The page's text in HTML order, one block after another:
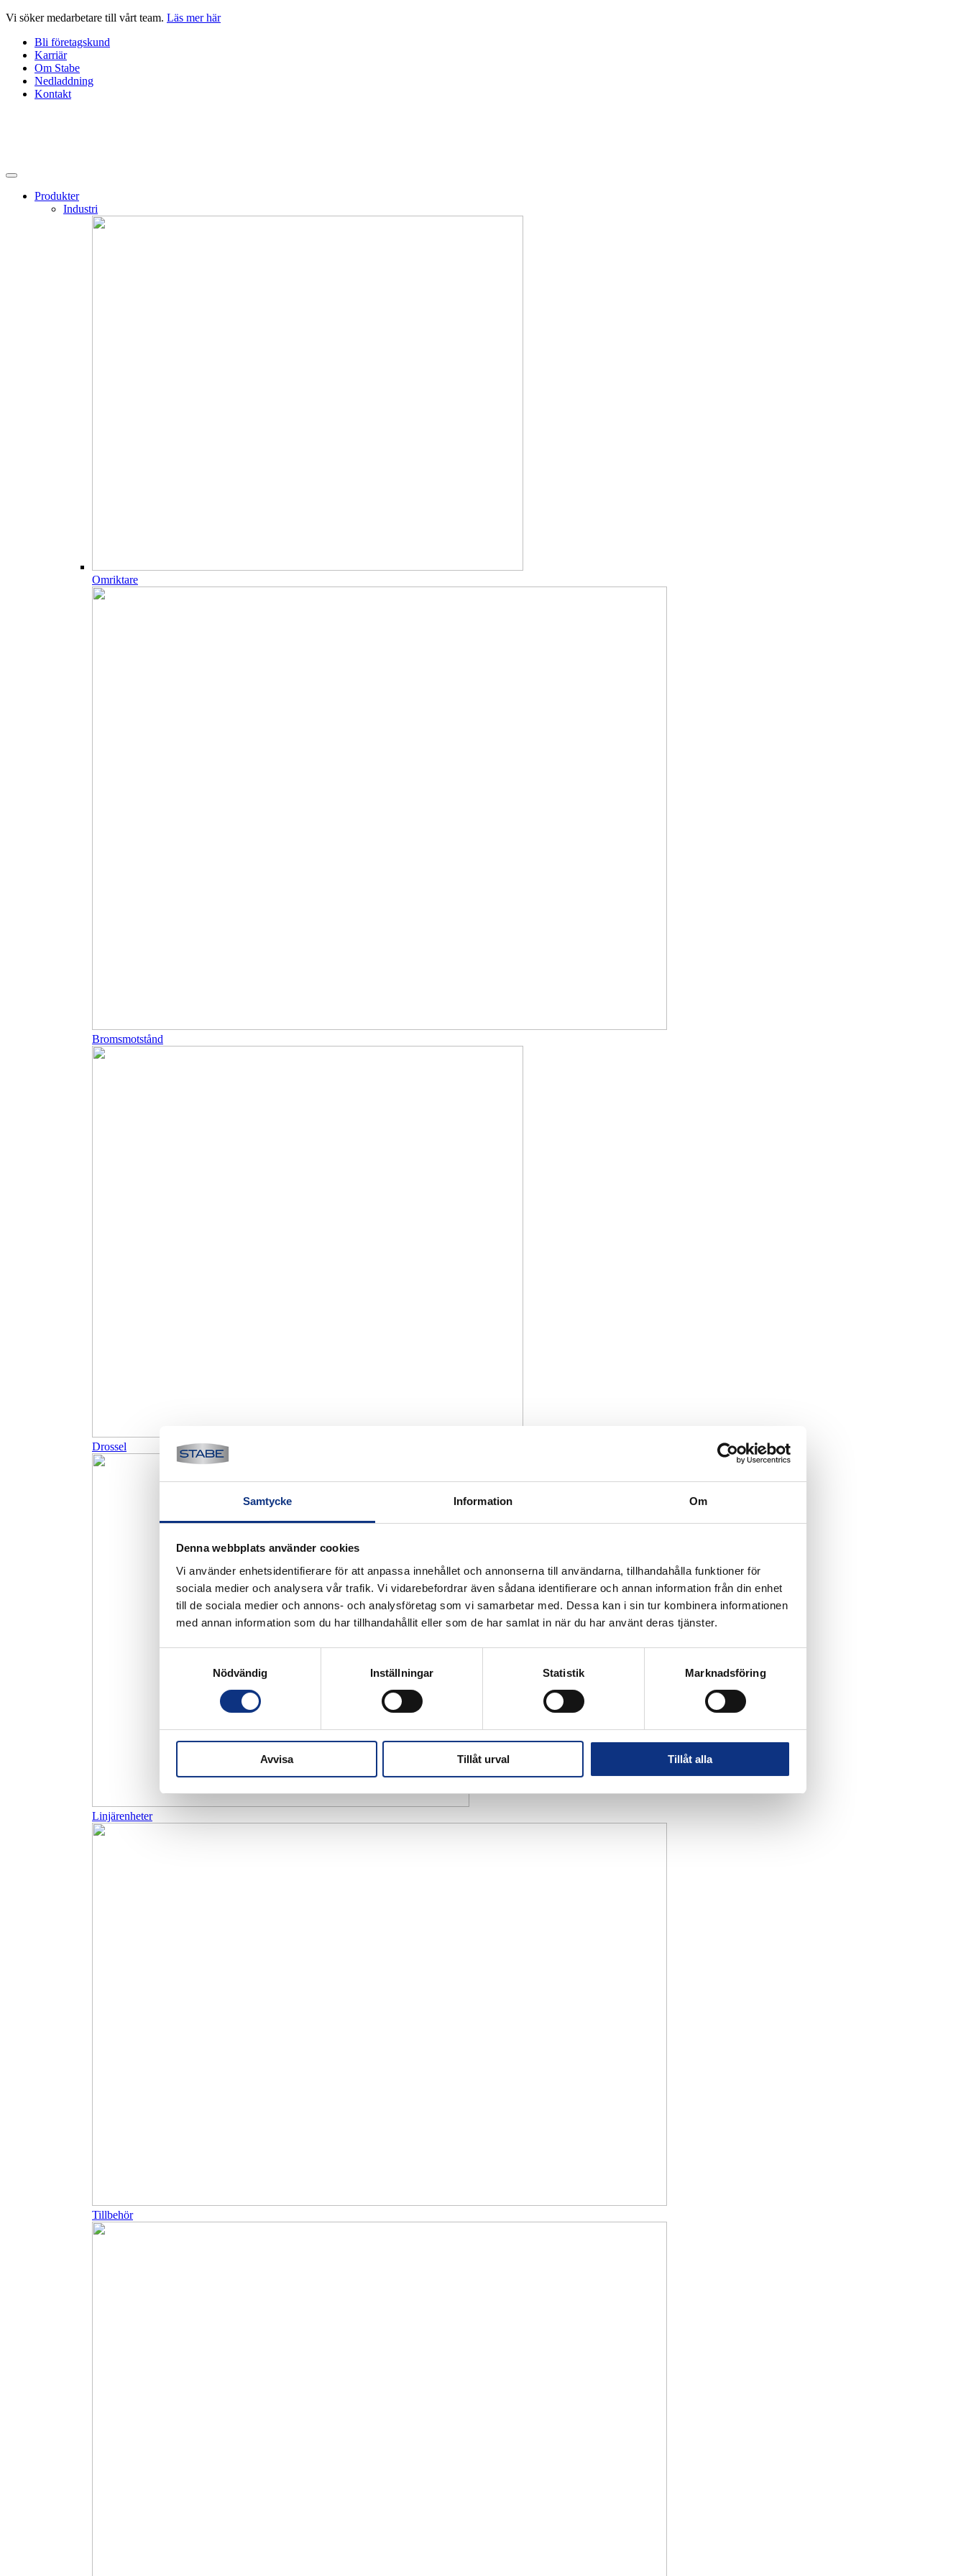
Samtycke Information Om
Denna webbplats använder cookies
Vi använder enhetsidentifierare för att anpassa innehållet och annonserna till användarna, tillhandahålla funktioner för
sociala medier och analysera vår trafik. Vi vidarebefordrar även sådana identifierare och annan information från din enhet
till de sociala medier och annons- och analysföretag som vi samarbetar med. Dessa kan i sin tur kombinera informationen
med annan information som du har tillhandahållit eller som de har samlat in när du har använt deras tjänster.
Nödvändig
Inställningar Statistik Marknadsföring
Avvisa Tillåt urval Tillåt alla
Hoppa
innehåll
Vi söker medarbetare till vårt team. Läs mer här
Bli företagskund
Karriär
Om Stabe
Nedladdning
Kontakt
Produkter
Industri
Omriktare
Bromsmotstånd
Drossel
Linjärenheter
Tillbehör